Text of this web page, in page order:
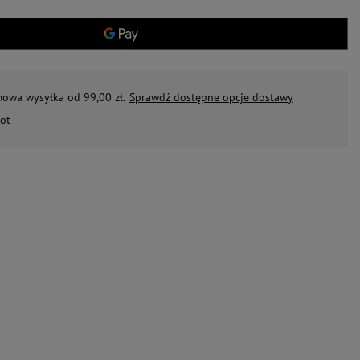
wysyłka od 99,00 zł. Sprawdź dostępne opcje dostawy